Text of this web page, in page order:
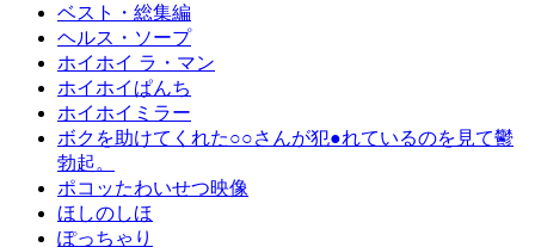
ベスト・総集編
ヘルス・ソープ
ホイホイ ラ・マン
ホイホイぱんち
ホイホイミラー
ボクを助けてくれた○○さんが犯●れているのを見て鬱
勃起。
ポコッたわいせつ映像
ほしのしほ
ぽっちゃり